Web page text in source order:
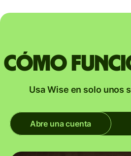
Cómo
Usa Wise en solo unos
Abre una cuenta